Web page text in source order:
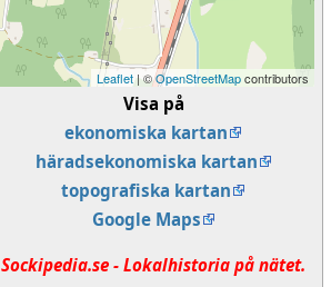
Leaflet | ©OpenStreetMapcontributors
Visa på
ekonomiska kartan
häradsekonomiska kartan
topografiska kartan
Google Maps
Sockipedia.se - Lokalhistoria på nätet.